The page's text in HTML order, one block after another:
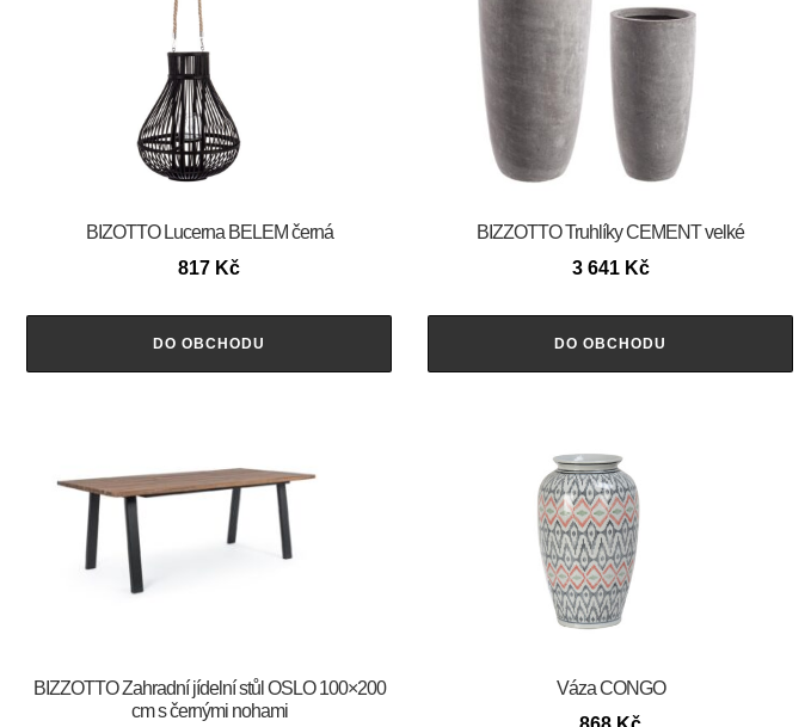
BIZOTTO Lucerna BELEM černá
817 Kč
DO OBCHODU
BIZZOTTO Truhlíky CEMENT velké
3 641 Kč
DO OBCHODU
BIZZOTTO Zahradní jídelní stůl OSLO 100×200
cm s černými nohami
Váza CONGO